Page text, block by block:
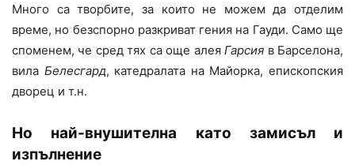
Много са творбите, за които не можем да отделим
време, но безспорно разкриват гения на Гауди. Само ще
споменем, че сред тях са още алеяГарсия в Барселона,
вила Белесгард, катедралата на Майорка, епископския
дворец и т.н.
Но най-внушителна като замисъл и
изпълнение